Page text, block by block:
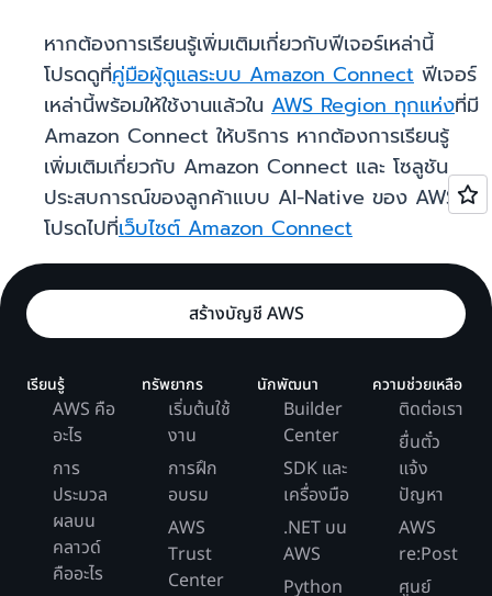
หากต้องการเรียนรู้เพิ่มเติมเกี่ยวกับฟีเจอร์เหล่านี้
โปรดดูที่คู่มือผู้ดูแลระบบ Amazon Connect ฟีเจอร์
เหล่านี้พร้อมให้ใช้งานแล้วใน AWS Region ทุกแห่งที่มี
Amazon Connect ให้บริการ หากต้องการเรียนรู้
เพิ่มเติมเกี่ยวกับ Amazon Connect และ โซลูชัน
ประสบการณ์ของลูกค้าแบบ AI-Native ของ AWS
โปรดไปที่เว็บไซต์ Amazon Connect
สร้างบัญชี AWS
เรียนรู้
AWS คือ
อะไร
การ
ประมวล
ผลบน
คลาวด์
คืออะไร
ทรัพยากร
เริ่มต้นใช้
งาน
การฝึก
อบรม
AWS
Trust
Center
นักพัฒนา
Builder
Center
SDK และ
เครื่องมือ
.NET บน
AWS
Python
ความช่วยเหลือ
ติดต่อเรา
ยื่นตั๋ว
แจ้ง
ปัญหา
AWS
re:Post
ศูนย์